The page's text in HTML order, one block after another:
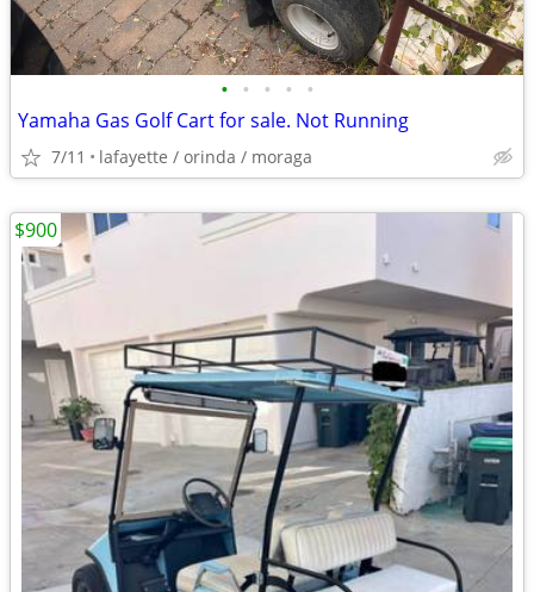
• • • • •
Yamaha Gas Golf Cart for sale. Not Running
7/11 lafayette / orinda / moraga
$900